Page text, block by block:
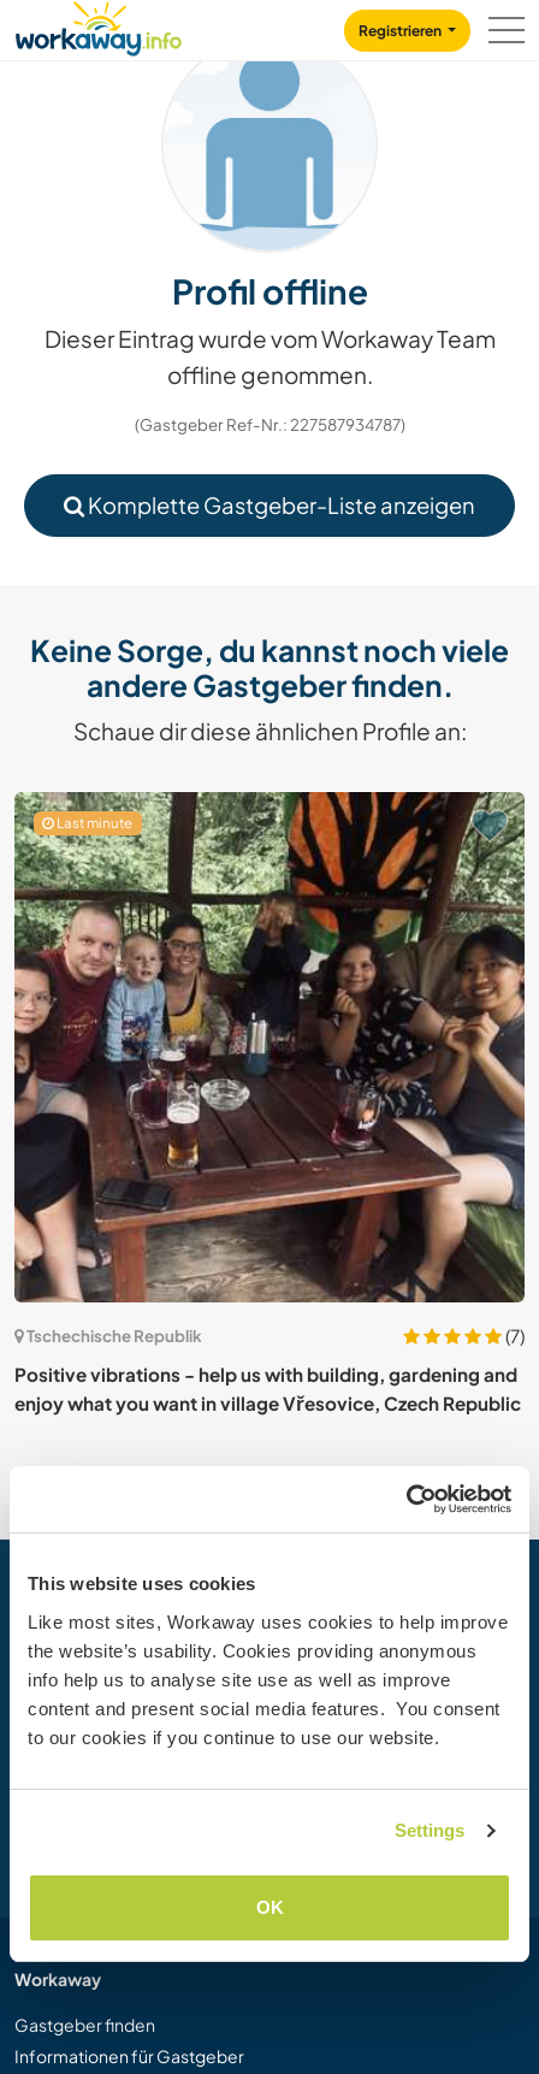
This website uses cookies
Like most sites, Workaway uses cookies to help improve
the website’s usability. Cookies providing anonymous
info help us to analyse site use as well as improve
content and present social media features. You consent
to our cookies if you continue to use our website.
Settings
OK
CONTENT
MAIN NAVIGATION
Registrieren
Profil offline
Dieser Eintrag wurde vom Workaway Team
offline genommen.
(Gastgeber Ref-Nr.: 227587934787)
Komplette Gastgeber-Liste anzeigen
Keine Sorge, du kannst noch viele
andere Gastgeber finden.
Schaue dir diese ähnlichen Profile an:
Last minute
Tschechische Republik
(7)
Positive vibrations - help us with building, gardening and
enjoy what you want in village Vřesovice, Czech Republic
heute
Werde heute Mitglied der Workaway-Community und
erlebe einzigartige Reiseerfahrungen mit mehr als 50.000
Möglichkeiten weltweit.
Workaway
Gastgeber finden
Informationen für Gastgeber